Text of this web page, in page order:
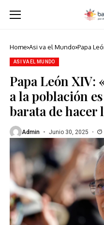
Home Asi va el Mundo Papa
ASI VA EL MUNDO
Papa León XIV:
a la población
barata de hacer
Admin Junio 30, 2025